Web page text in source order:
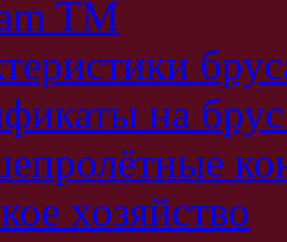
TM
на
хозяйство